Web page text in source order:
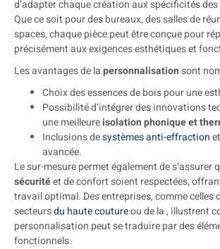
d’adapter chaque création aux spécificités
Que ce soit pour des bureaux, des salles de
spaces, chaque pièce peut être conçue pour
précisément aux exigences esthétiques et
Les avantages de lapersonnalisationsont
Choix des essences de bois pour une
Possibilité d’intégrer des innovations
une meilleureisolation phonique et
Inclusions desystèmes anti-effraction
avancée.
Le sur-mesure permet également de s’assurer
sécuritéet de confort soient respectées,
travail optimal. Des entreprises, comme celles
secteursdu haute coutureou de la , illustrent
personnalisation peut se traduire par des
fonctionnels.